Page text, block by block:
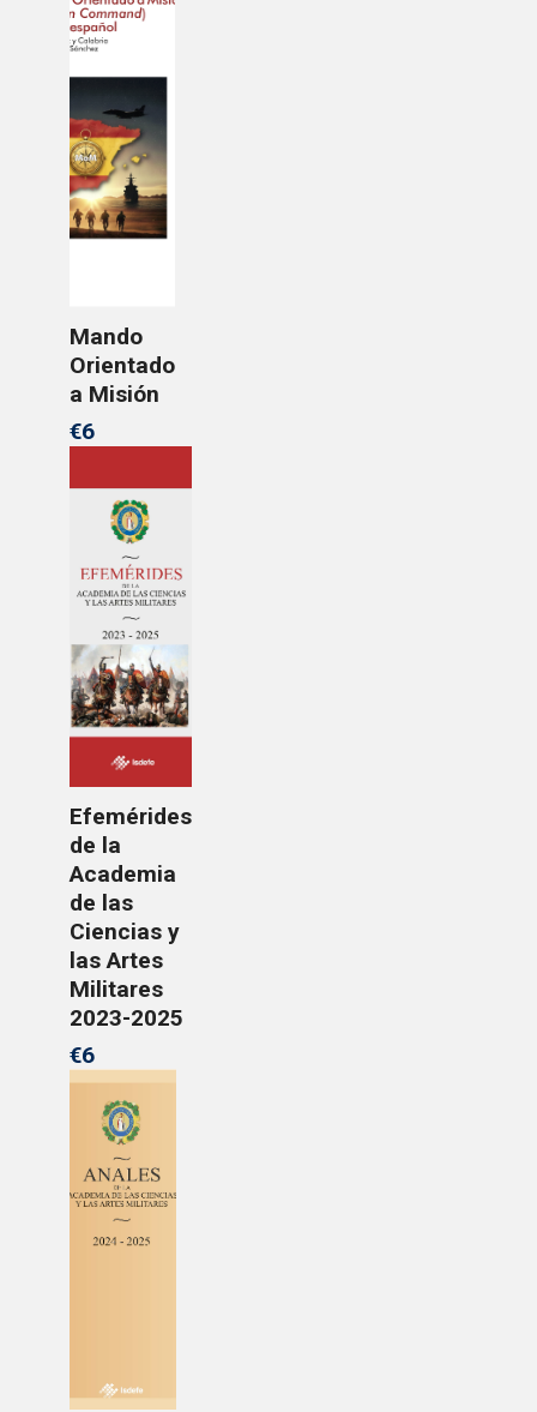
Mando
Orientado
a Misión
€6
Efemérides
de la
Academia
de las
Ciencias y
las Artes
Militares
2023-2025
€6